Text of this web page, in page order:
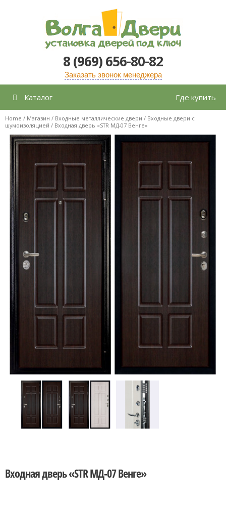
содержимому
8 (969) 656-80-82
Заказать звонок менеджера
Каталог Где купить
Home / Магазин / Входные металлические двери / Входные двери с
шумоизоляцией / Входная дверь «STR МД-07 Венге»
Входная дверь «STR МД-07 Венге»